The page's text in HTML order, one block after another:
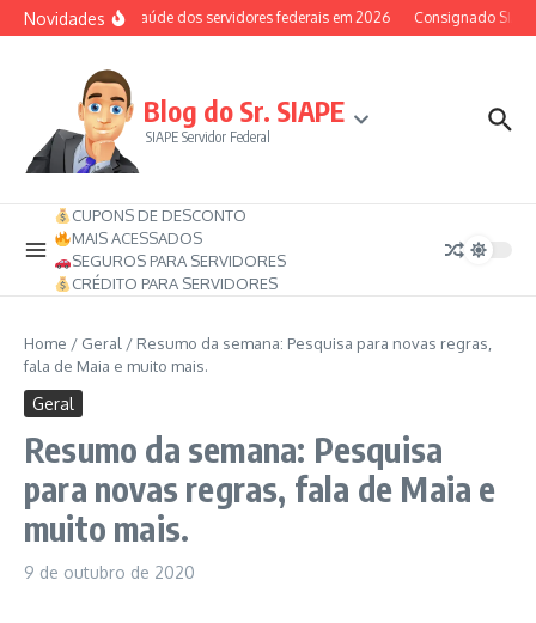
Ir para o conteúdo
NovidadesAuxílio-saúde dos servidores federais em 2026 Consignado
Blog do Sr. SIAPE
SIAPE Servidor Federal
CUPONS DE DESCONTO
MAIS ACESSADOS
SEGUROS PARA SERVIDORES
CRÉDITO PARA SERVIDORES
Home / Geral / Resumo da semana: Pesquisa para novas regras,
fala de Maia e muito mais.
Geral
Resumo da semana: Pesquisa
para novas regras, fala de Maia e
muito mais.
9 de outubro de 2020